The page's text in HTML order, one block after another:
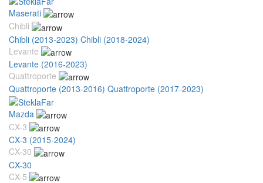
Maserati
Chibli
Chibli (2013-2023) Chibli (2018-2024)
Levante
Levante (2016-2023)
Quattroporte
Quattroporte (2013-2016) Quattroporte (2017-2023)
Mazda
CX-3
CX-3 (2015-2024)
CX-30
CX-30
CX-5